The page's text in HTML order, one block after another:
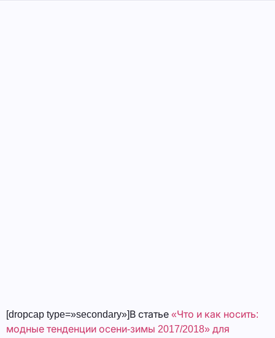
[dropcap type=»secondary»]В статье «Что и как носить:
модные тенденции осени-зимы 2017/2018» для